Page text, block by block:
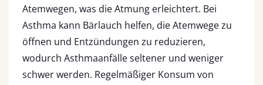
Atemwegen, was die Atmung erleichtert. Bei
Asthma kann Bärlauch helfen, die Atemwege zu
öffnen und Entzündungen zu reduzieren,
wodurch Asthmaanfälle seltener und weniger
schwer werden. Regelmäßiger Konsum von